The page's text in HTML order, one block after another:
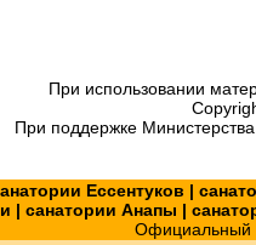
При использовании
При поддержке Министерства
Ессентуков |
| санатории Анапы |
Официальный